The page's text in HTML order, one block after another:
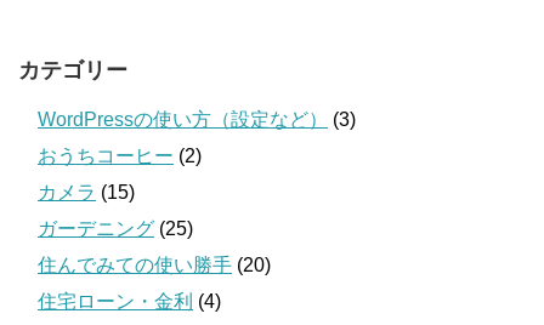
カテゴリー
WordPressの使い方（設定など）
(3)
おうちコーヒー (2)
カメラ (15)
ガーデニング (25)
住んでみての使い勝手 (20)
住宅ローン・金利 (4)